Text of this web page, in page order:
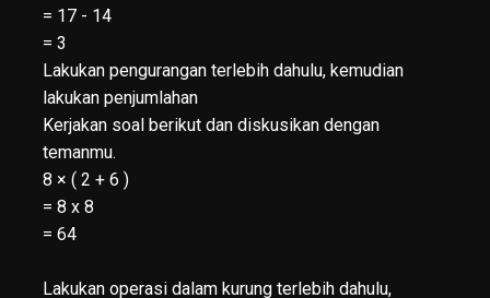
= 17 - 14
= 3
Lakukan pengurangan terlebih dahulu, kemudian
lakukan penjumlahan
Kerjakan soal berikut dan diskusikan dengan
temanmu.
8 × ( 2 + 6 )
= 8 x 8
= 64
Lakukan operasi dalam kurung terlebih dahulu,